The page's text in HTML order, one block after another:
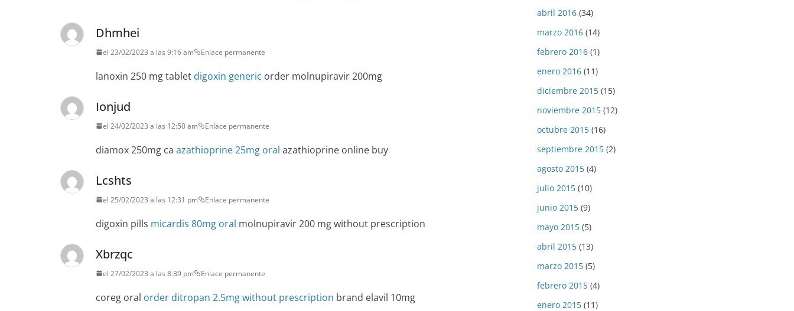
Dhmhei
el 23/02/2023 a las 9:16 am Enlace permanente
lanoxin 250 mg tablet digoxin generic order molnupiravir 200mg
Ionjud
el 24/02/2023 a las 12:50 am Enlace permanente
diamox 250mg ca azathioprine 25mg oral azathioprine online buy
Lcshts
el 25/02/2023 a las 12:31 pm Enlace permanente
digoxin pills micardis 80mg oral molnupiravir 200 mg without prescription
Xbrzqc
el 27/02/2023 a las 8:39 pm Enlace permanente
coreg oral order ditropan 2.5mg without prescription brand elavil 10mg
abril 2016 (34)
marzo 2016 (14)
febrero 2016 (1)
enero 2016 (11)
diciembre 2015 (15)
noviembre 2015 (12)
octubre 2015 (16)
septiembre 2015 (2)
agosto 2015 (4)
julio 2015 (10)
junio 2015 (9)
mayo 2015 (5)
abril 2015 (13)
marzo 2015 (5)
febrero 2015 (4)
enero 2015 (11)